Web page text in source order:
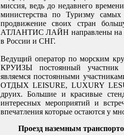
миссия, ведь до недавнего
министерства по Туризму
продвижение своих стран
АТЛАНТИС ЛАЙН направлены на
в России и СНГ.
Ведущий оператор по морским
КРУИЗЫ постоянный
являемся постоянными
ОТДЫХ LEISURE, LUXURY
друих. Большие и красивые
интересных мероприятий и
впечатления которые остаются у
Проезд наземным